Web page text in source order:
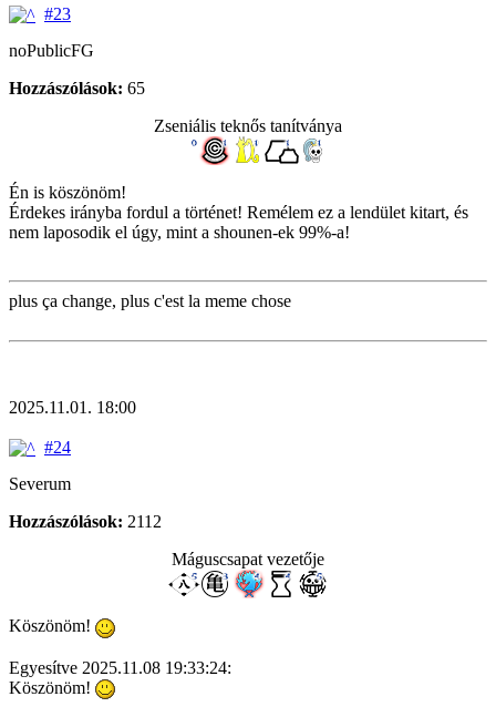
#23
noPublicFG
Hozzászólások: 65
Zseniális teknős tanítványa
Én is köszönöm!
Érdekes irányba fordul a történet! Remélem ez a lendület kitart, és
nem laposodik el úgy, mint a shounen-ek 99%-a!
plus ça change, plus c'est la meme chose
2025.11.01. 18:00
#24
Severum
Hozzászólások: 2112
Máguscsapat vezetője
Köszönöm!
Egyesítve 2025.11.08 19:33:24:
Köszönöm!